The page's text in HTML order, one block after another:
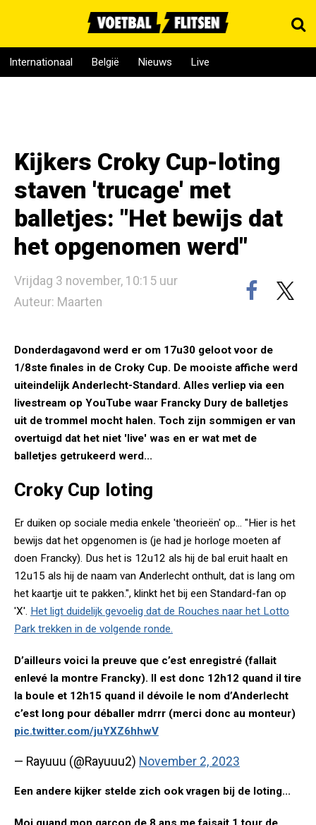
Internationaal België Nieuws Live
Kijkers Croky Cup-loting
staven 'trucage' met
balletjes: "Het bewijs dat
het opgenomen werd"
Vrijdag 3 november, 10:15 uur
Auteur: Maarten
Donderdagavond werd er om 17u30 geloot voor de
1/8ste finales in de Croky Cup. De mooiste affiche werd
uiteindelijk Anderlecht-Standard. Alles verliep via een
livestream op YouTube waar Francky Dury de balletjes
uit de trommel mocht halen. Toch zijn sommigen er van
overtuigd dat het niet 'live' was en er wat met de
balletjes getrukeerd werd...
Croky Cup loting
Er duiken op sociale media enkele 'theorieën' op... "Hier is het
bewijs dat het opgenomen is (je had je horloge moeten af
doen Francky). Dus het is 12u12 als hij de bal eruit haalt en
12u15 als hij de naam van Anderlecht onthult, dat is lang om
het kaartje uit te pakken.", klinkt het bij een Standard-fan op
'X'. Het ligt duidelijk gevoelig dat de Rouches naar het Lotto
Park trekken in de volgende ronde.
D’ailleurs voici la preuve que c’est enregistré (fallait
enlevé la montre Francky). Il est donc 12h12 quand il tire
la boule et 12h15 quand il dévoile le nom d’Anderlecht
c’est long pour déballer mdrrr (merci donc au monteur)
pic.twitter.com/juYXZ6hhwV
— Rayuuu (@Rayuuu2) November 2, 2023
Een andere kijker stelde zich ook vragen bij de loting...